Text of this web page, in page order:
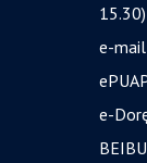
15.30)
e-
e-